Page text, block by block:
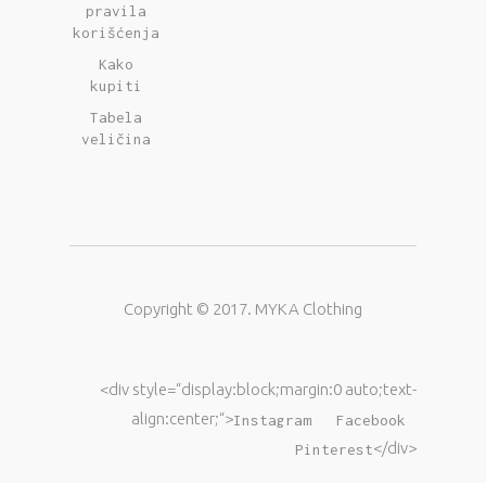
pravila
korišćenja
Kako
kupiti
Tabela
veličina
Copyright © 2017. MYKA Clothing
<div style=“display:block;margin:0 auto;text-
align:center;“>Instagram
Facebook
Pinterest</div>